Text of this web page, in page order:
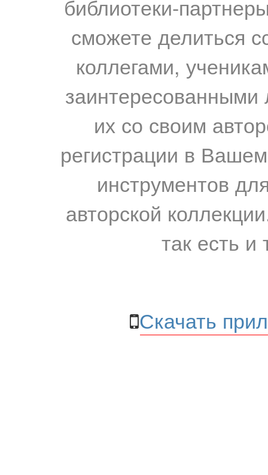
библиотеки-
сможете делиться
коллегами,
их со своим
регистрации в
инструментов
авторской
так есть и
Скачать